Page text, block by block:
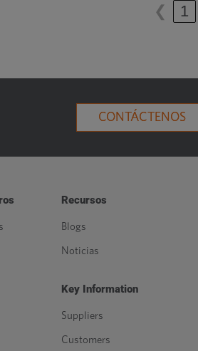
❮ 1
CONTÁCTENOS
Recursos
Blogs
Noticias
Key Information
Suppliers
Customers